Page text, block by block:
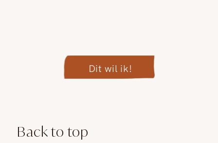
Dit wil ik!
Back to top